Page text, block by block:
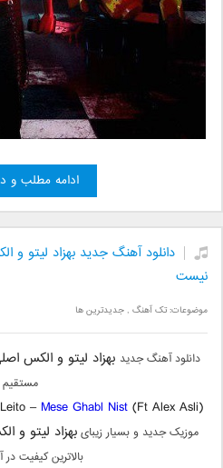
ادامه مطلب و
دانلود آهنگ جدید بهزاد لیتو و
نیست
موضوعات:تک آهنگ ,جدیدترین ها
دانلود آهنگ جدید بهزاد لیتو و الکس
مستقیم
– Mese Ghabl Nist(Ft Alex Asli)
موزیک جدید و بسیار زیبایبهزاد لیتو و
بالاترین کیفیت